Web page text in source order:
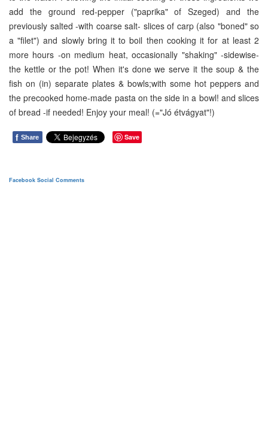
add the ground red-pepper ("paprika" of Szeged) and the
previously salted -with coarse salt- slices of carp (also "boned" so
a "filet") and slowly bring it to boil then cooking it for at least 2
more hours -on medium heat, occasionally "shaking" -sidewise-
the kettle or the pot! When it's done we serve it the soup & the
fish on (in) separate plates & bowls;with some hot peppers and
the precooked home-made pasta on the side in a bowl! and slices
of bread -if needed! Enjoy your meal! (="Jó étvágyat"!)
f Share Save
Facebook Social Comments